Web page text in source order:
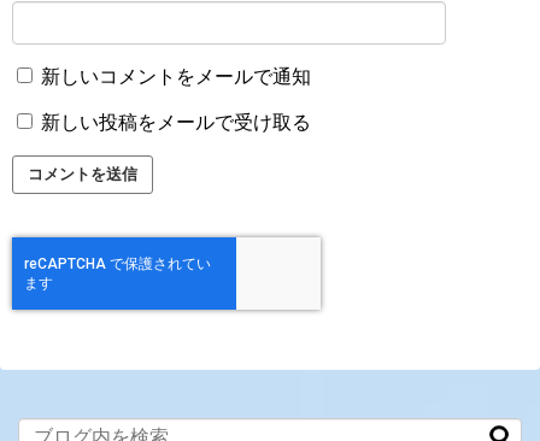
新しいコメントをメールで通知
新しい投稿をメールで受け取る